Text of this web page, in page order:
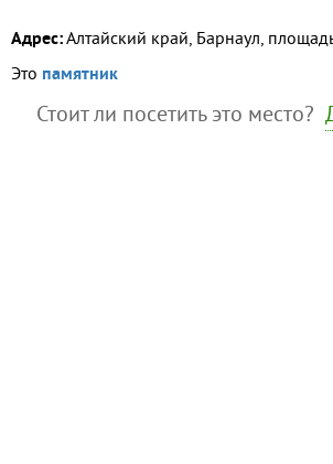
Адрес:Алтайский край, Барнаул,
Это памятник
Стоит ли посетить это место?